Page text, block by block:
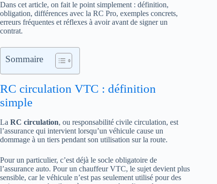
Dans cet article, on fait le point simplement : définition,
obligation, différences avec la RC Pro, exemples concrets,
erreurs fréquentes et réflexes à avoir avant de signer un
contrat.
Sommaire
RC circulation VTC : définition
simple
La RC circulation, ou responsabilité civile circulation, est
l’assurance qui intervient lorsqu’un véhicule cause un
dommage à un tiers pendant son utilisation sur la route.
Pour un particulier, c’est déjà le socle obligatoire de
l’assurance auto. Pour un chauffeur VTC, le sujet devient plus
sensible, car le véhicule n’est pas seulement utilisé pour des